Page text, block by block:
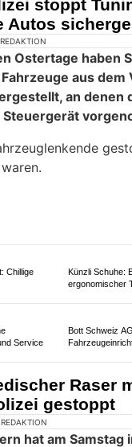
Motorrad-
Umbauten und
stoppt
Autos
aus dem
an denen
Chillige
Künzli Schuhe:
Service
Bott Schweiz AG